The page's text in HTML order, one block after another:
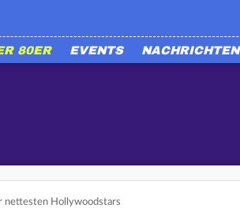
80ER EVENTS NACHRICHTEN
nettesten Hollywoodstars